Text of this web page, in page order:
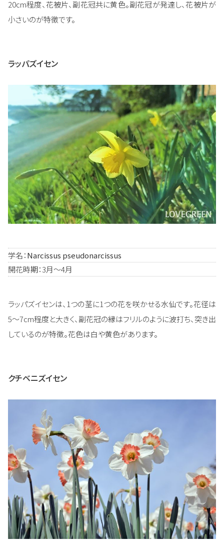
20cm程度、花被片、副花冠共に黄色。副花冠が発達し、花被片が
小さいのが特徴です。
ラッパズイセン
学名：Narcissus pseudonarcissus
開花時期：3月～4月
ラッパズイセンは、1つの茎に1つの花を咲かせる水仙です。花径は
5～7cm程度と大きく、副花冠の縁はフリルのように波打ち、突き出
しているのが特徴。花色は白や黄色があります。
クチベニズイセン